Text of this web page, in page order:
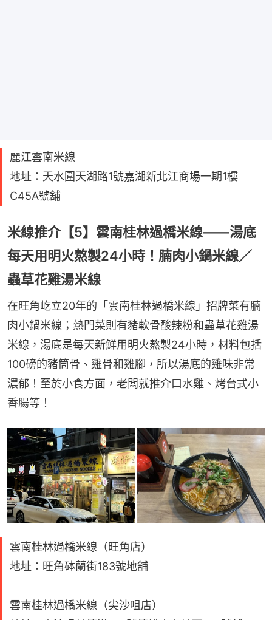
麗江雲南米線
地址：天水圍天湖路1號嘉湖新北江商場一期1樓
C45A號舖
米線推介【5】雲南桂林過橋米線——湯底
每天用明火熬製24小時！腩肉小鍋米線／
蟲草花雞湯米線
在旺角屹立20年的「雲南桂林過橋米線」招牌菜有腩
肉小鍋米線；熱門菜則有豬軟骨酸辣粉和蟲草花雞湯
米線，湯底是每天新鮮用明火熬製24小時，材料包括
100磅的豬筒骨、雞骨和雞腳，所以湯底的雞味非常
濃郁！至於小食方面，老闆就推介口水雞、烤台式小
香腸等！
雲南桂林過橋米線（旺角店）
地址：旺角砵蘭街183號地舖
雲南桂林過橋米線（尖沙咀店）